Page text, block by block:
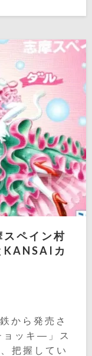
スペイン村
KANSAIカ
から発売さ
ョッキ―」ス
把握してい